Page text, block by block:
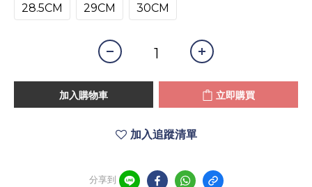
28.5CM 29CM 30CM
加入購物車 立即購買
加入追蹤清單
分享到